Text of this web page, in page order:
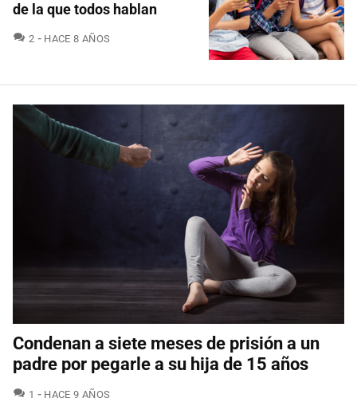
de la que todos hablan
2 COMENTARIOS
HACE 8 AÑOS
Condenan a siete meses de prisión a un
padre por pegarle a su hija de 15 años
1 COMENTARIOS
HACE 9 AÑOS